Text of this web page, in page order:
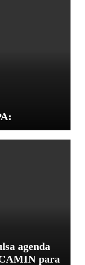
agenda
para